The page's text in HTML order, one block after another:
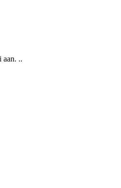
aan. ..